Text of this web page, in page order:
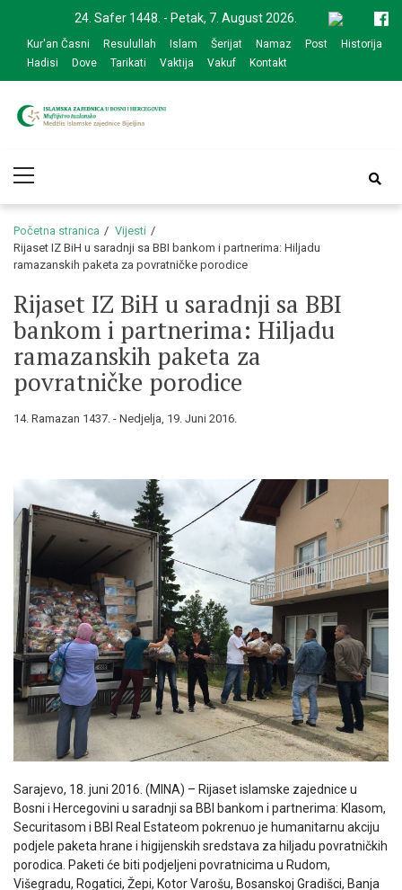
navigation
content
24. Safer 1448. - Petak, 7. August 2026.
Kur'an Časni Resulullah Islam Šerijat Namaz Post
Historija
Hadisi
Dove Tarikati Vaktija Vakuf Kontakt
zajednice Bijeljina
Menu
Početna stranica
Vijesti
Rijaset IZ BiH u saradnji sa BBI bankom i partnerima: Hiljadu
ramazanskih paketa za povratničke porodice
Rijaset IZ BiH u saradnji sa BBI
bankom i partnerima: Hiljadu
ramazanskih paketa za
povratničke porodice
14. Ramazan 1437. - Nedjelja, 19. Juni 2016.
Sarajevo, 18. juni 2016. (MINA) – Rijaset islamske zajednice u
Bosni i Hercegovini u saradnji sa BBI bankom i partnerima: Klasom,
Securitasom i BBI Real Estateom pokrenuo je humanitarnu akciju
podjele paketa hrane i higijenskih sredstava za hiljadu povratničkih
porodica. Paketi će biti podjeljeni povratnicima u Rudom,
Višegradu, Rogatici, Žepi, Kotor Varošu, Bosanskoj Gradišci, Banja